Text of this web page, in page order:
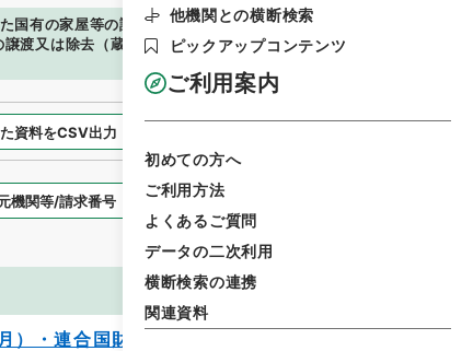
他機関との横断検索
ピックアップコンテンツ
ご利用案内
初めての方へ
ご利用方法
よくあるご質問
データの二次利用
横断検索の連携
関連資料
有の家屋等の譲渡又は除去（蔵管第４０３９号）に関す
渡又は除去（蔵管第４０３９号）に関する報告綴・（昭
資料をCSV出力
表示スタイル
・連合国財産上の接収解除された国